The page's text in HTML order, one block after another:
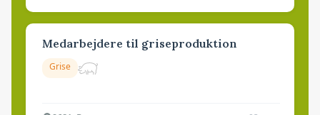
Medarbejdere til griseproduktion
Grise